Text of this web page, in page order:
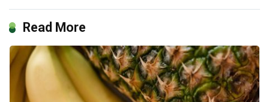
Read More